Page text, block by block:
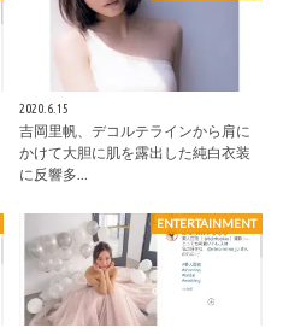
2020.6.15
吉岡里帆、デコルテラインから肩に
かけて大胆に肌を露出した純白衣装
に反響多…
ENTERTAINMENT